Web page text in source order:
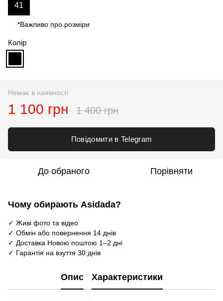
41
*Важливо про розміри
Колір
Немає в наявності
1 100 грн 1 400 грн
Повідомити в Telegram
До обраного Порівняти
Чому обирають Asidada?
✓ Живі фото та відео
✓ Обмін або повернення 14 днів
✓ Доставка Новою поштою 1–2 дні
✓ Гарантія на взуття 30 днів
Опис Характеристики